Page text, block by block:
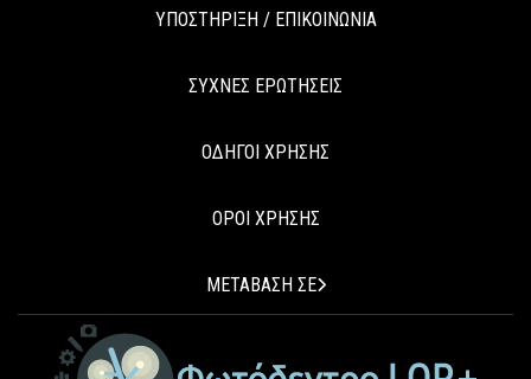
ΥΠΟΣΤΗΡΙΞΗ / ΕΠΙΚΟΙΝΩΝΙΑ
ΣΥΧΝΕΣ ΕΡΩΤΗΣΕΙΣ
ΟΔΗΓΟΙ ΧΡΗΣΗΣ
ΟΡΟΙ ΧΡΗΣΗΣ
ΜΕΤΑΒΑΣΗ ΣΕ